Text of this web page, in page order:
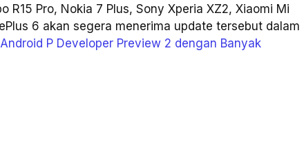
R15 Pro, Nokia 7 Plus, Sony Xperia XZ2, Xiaomi Mi
6 akan segera menerima update tersebut dalam
P Developer Preview 2 dengan Banyak